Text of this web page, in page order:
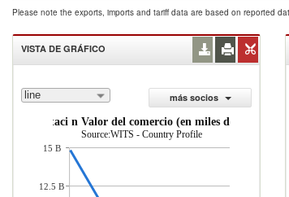
Please note the exports, imports and tariff data are based on reported
VISTA DE GRÁFICO
line
más socios
importaci n Valor del comercio (en miles de US$)
Source:WITS - Country Profile
15 B
12.5 B